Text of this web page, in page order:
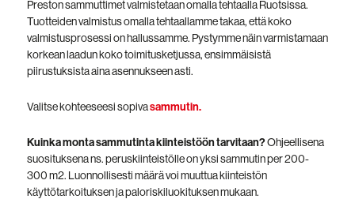
Preston sammuttimet valmistetaan omalla tehtaalla Ruotsissa.
Tuotteiden valmistus omalla tehtaallamme takaa, että koko
valmistusprosessi on hallussamme. Pystymme näin varmistamaan
korkean laadun koko toimitusketjussa, ensimmäisistä
piirustuksista aina asennukseen asti.
Valitse kohteeseesi sopivasammutin.
Kuinka monta sammutinta kiinteistöön tarvitaan?Ohjeellisena
suosituksena ns. peruskiinteistölle on yksi sammutin per 200-
300 m2. Luonnollisesti määrä voi muuttua kiinteistön
käyttötarkoituksen ja paloriskiluokituksen mukaan.